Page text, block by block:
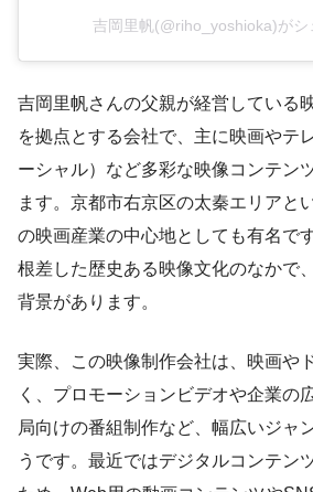
吉岡里帆(@riho_yoshioka)がシ
吉岡里帆さんの父親が経営している
を拠点とする会社で、主に映画やテ
ーシャル）など多彩な映像コンテン
ます。京都市右京区の太秦エリアと
の映画産業の中心地としても有名で
根差した歴史ある映像文化のなかで
背景があります。
実際、この映像制作会社は、映画や
く、プロモーションビデオや企業の
局向けの番組制作など、幅広いジャ
うです。最近ではデジタルコンテン